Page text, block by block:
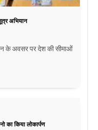
अभियान
के अवसर पर देश की सीमाओं
का किया लोकार्पण